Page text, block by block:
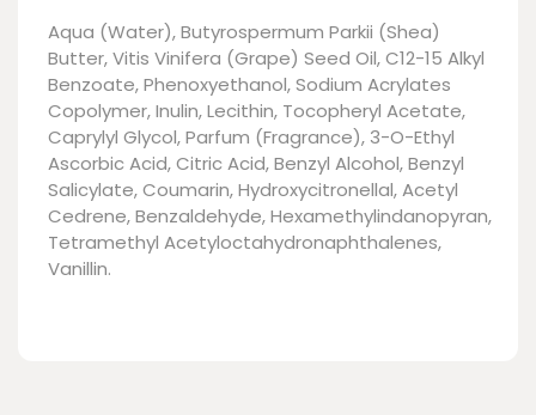
Aqua (Water), Butyrospermum Parkii (Shea)
Butter, Vitis Vinifera (Grape) Seed Oil, C12-15 Alkyl
Benzoate, Phenoxyethanol, Sodium Acrylates
Copolymer, Inulin, Lecithin, Tocopheryl Acetate,
Caprylyl Glycol, Parfum (Fragrance), 3-O-Ethyl
Ascorbic Acid, Citric Acid, Benzyl Alcohol, Benzyl
Salicylate, Coumarin, Hydroxycitronellal, Acetyl
Cedrene, Benzaldehyde, Hexamethylindanopyran,
Tetramethyl Acetyloctahydronaphthalenes,
Vanillin.